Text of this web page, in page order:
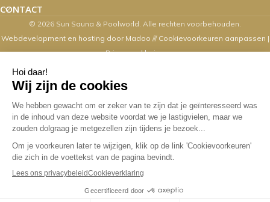
CONTACT
© 2026 Sun Sauna & Poolworld. Alle rechten voorbehouden.
Webdevelopment en hosting door Madoo /// Cookievoorkeuren aanpassen |
Privacyverklaring
Zaterdag's zijn wij van 10.00 t/m 16.00
uur geopend
Overige dagen mogelijk op afspraak. Contact via email,
webshop, whatsapp en telefonisch kan op alle